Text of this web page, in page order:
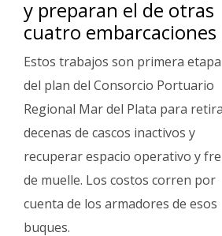
y preparan el de otras
cuatro embarcaciones
Estos trabajos son primera etapa
del plan del Consorcio Portuario
Regional Mar del Plata para
decenas de cascos inactivos y
recuperar espacio operativo y
de muelle. Los costos corren por
cuenta de los armadores de esos
buques.